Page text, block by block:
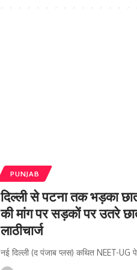
PUNJAB
दिल्ली से पटना तक भड़का
की मांग पर सड़कों पर उतरे
लाठीचार्ज
नई दिल्ली (द पंजाब प्लस) कथित NEET-UG